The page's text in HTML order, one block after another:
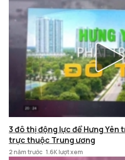
3 đô thị động lực để Hưng
trực thuộc Trung ương
2 năm trước 1.6K lượt xem